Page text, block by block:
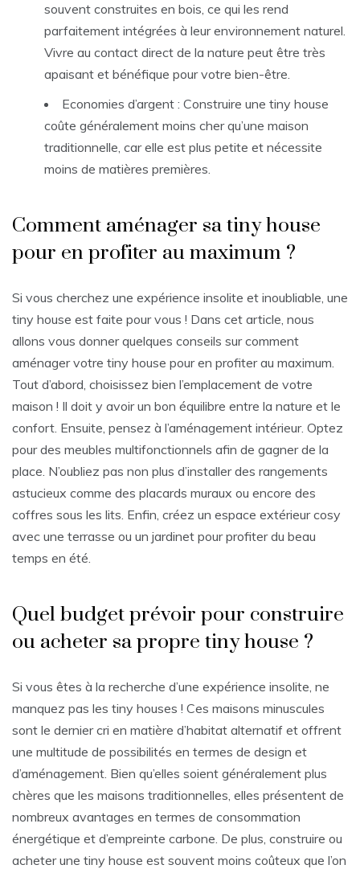
souvent construites en bois, ce qui les rend
parfaitement intégrées à leur environnement naturel.
Vivre au contact direct de la nature peut être très
apaisant et bénéfique pour votre bien-être.
Economies d’argent : Construire une tiny house
coûte généralement moins cher qu’une maison
traditionnelle, car elle est plus petite et nécessite
moins de matières premières.
Comment aménager sa tiny house
pour en profiter au maximum ?
Si vous cherchez une expérience insolite et inoubliable, une
tiny house est faite pour vous ! Dans cet article, nous
allons vous donner quelques conseils sur comment
aménager votre tiny house pour en profiter au maximum.
Tout d’abord, choisissez bien l’emplacement de votre
maison ! Il doit y avoir un bon équilibre entre la nature et le
confort. Ensuite, pensez à l’aménagement intérieur. Optez
pour des meubles multifonctionnels afin de gagner de la
place. N’oubliez pas non plus d’installer des rangements
astucieux comme des placards muraux ou encore des
coffres sous les lits. Enfin, créez un espace extérieur cosy
avec une terrasse ou un jardinet pour profiter du beau
temps en été.
Quel budget prévoir pour construire
ou acheter sa propre tiny house ?
Si vous êtes à la recherche d’une expérience insolite, ne
manquez pas les tiny houses ! Ces maisons minuscules
sont le dernier cri en matière d’habitat alternatif et offrent
une multitude de possibilités en termes de design et
d’aménagement. Bien qu’elles soient généralement plus
chères que les maisons traditionnelles, elles présentent de
nombreux avantages en termes de consommation
énergétique et d’empreinte carbone. De plus, construire ou
acheter une tiny house est souvent moins coûteux que l’on